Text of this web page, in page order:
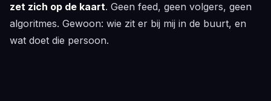
zet zich op de kaart. Geen feed, geen volgers, geen
algoritmes. Gewoon: wie zit er bij mij in de buurt, en
wat doet die persoon.